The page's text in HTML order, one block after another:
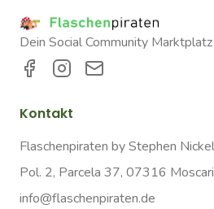
Dein Social Community
Kontakt
Flaschenpiraten by Stephen Nickel
Pol. 2, Parcela 37, 07316 Moscari
info@flaschenpiraten.de